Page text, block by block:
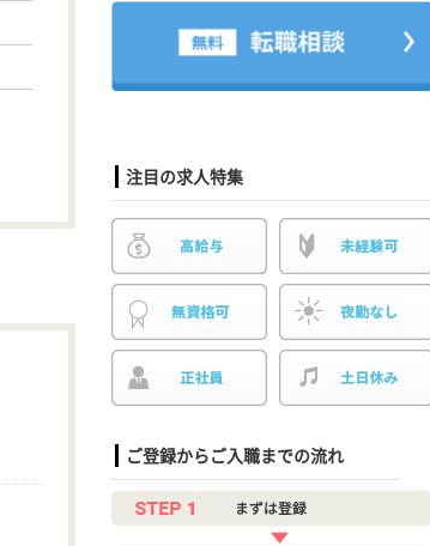
注目の求人特集
ご登録からご入職までの流れ